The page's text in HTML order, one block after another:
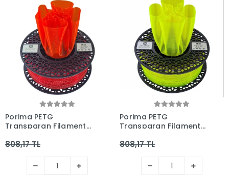
Porima PETG
Transparan Filament
808,17 TL
Porima PETG
Transparan Filament
808,17 TL